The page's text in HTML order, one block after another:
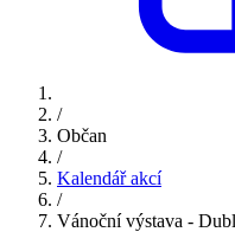
/
Občan
/
Kalendář akcí
/
Vánoční výstava -